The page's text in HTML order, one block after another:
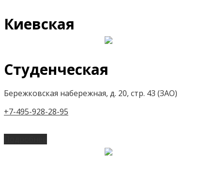
Киевская
Студенческая
Бережковская набережная, д. 20, стр. 43 (ЗАО)
+7-495-928-28-95